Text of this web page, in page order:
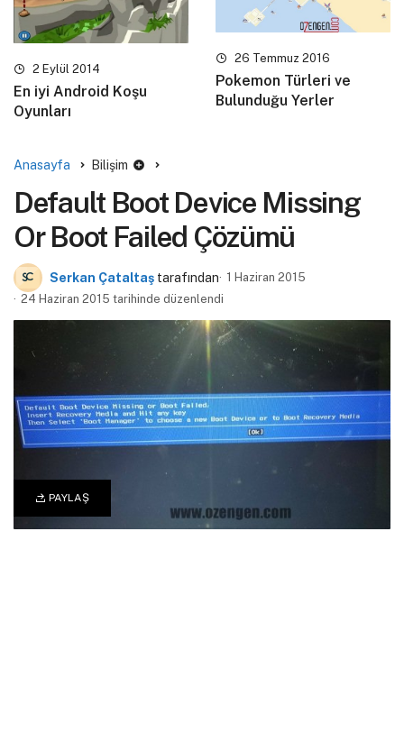
PAYLAŞ
2 Eylül 2014
En iyi Android Koşu
Oyunları
26 Temmuz 2016
Pokemon Türleri ve
Bulunduğu Yerler
Anasayfa Bilişim
Default Boot Device Missing
Or Boot Failed Çözümü
Serkan Çataltaş tarafından
1 Haziran 2015
24 Haziran 2015 tarihinde düzenlendi